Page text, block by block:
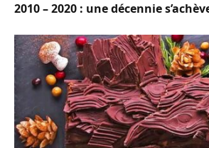
2010 – 2020 : une décennie